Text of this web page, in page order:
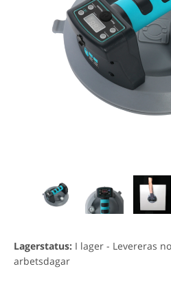
Lagerstatus: I lager - Levereras
arbetsdagar